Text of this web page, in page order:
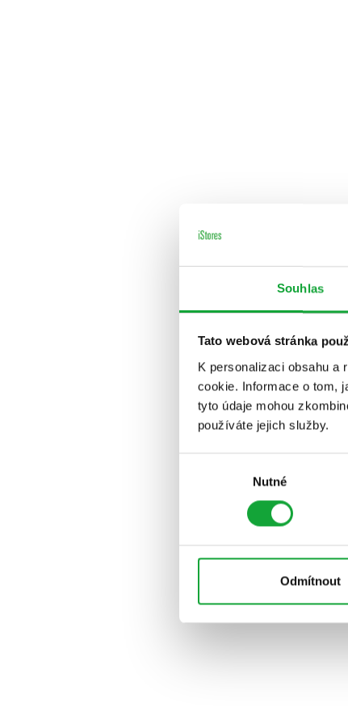
Souhlas
Tato webová stránka
K personalizaci obsahu
cookie. Informace o tom,
tyto údaje mohou
používáte jejich služby.
Nutné
Odmítnout